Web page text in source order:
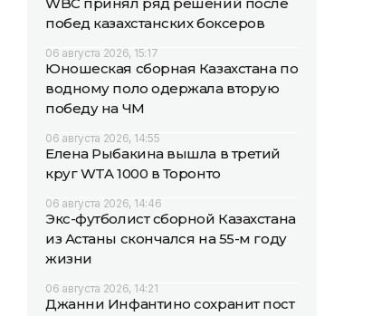
побед казахстанских боксеров
06 августа 2026, 15:17
Юношеская сборная Казахстана по
водному поло одержала вторую
победу на ЧМ
06 августа 2026, 14:55
Елена Рыбакина вышла в третий
круг WTA 1000 в Торонто
06 августа 2026, 14:46
Экс-футболист сборной Казахстана
из Астаны скончался на 55-м году
жизни
06 августа 2026, 14:21
Джанни Инфантино сохранит пост